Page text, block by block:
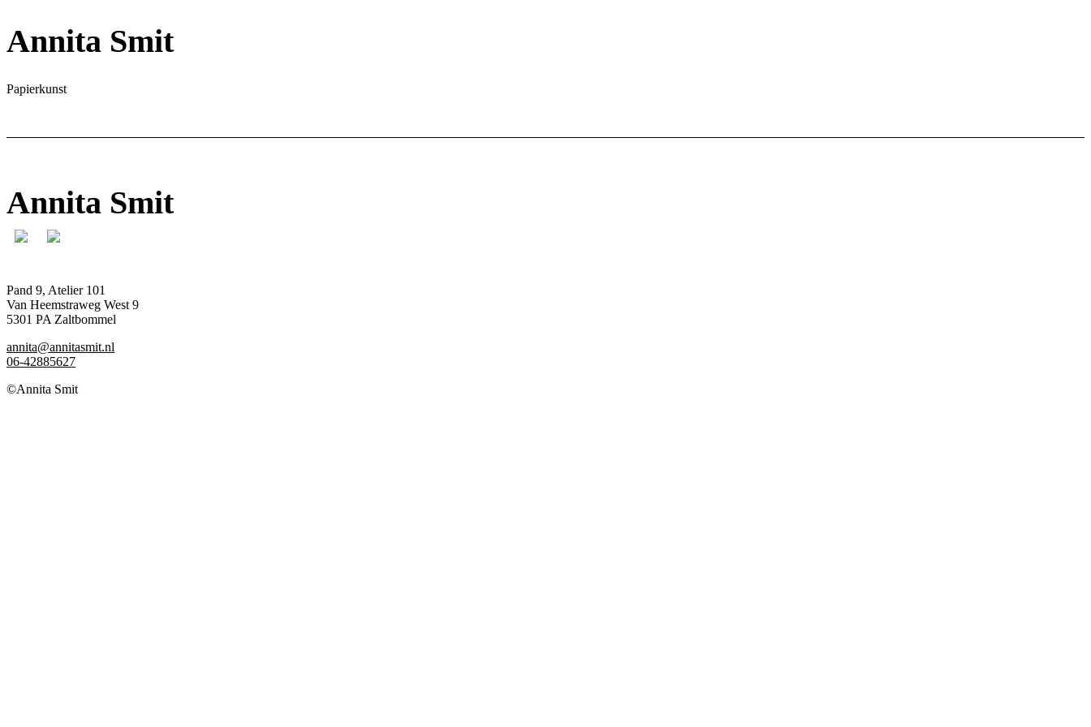
Annita Smit
Papierkunst
Annita Smit
Pand 9, Atelier 101
Van Heemstraweg West 9
5301 PA Zaltbommel
annita@annitasmit.nl
06-42885627
©Annita Smit